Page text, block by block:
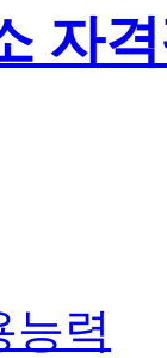
자
능력